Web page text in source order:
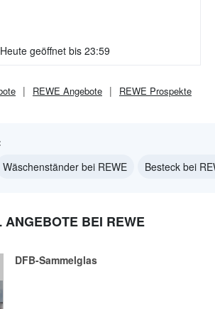
Heute geöffnet bis 23:59
REWE Angebote REWE Prospekte
Wäschenständer bei REWE Besteck bei
BEI REWE
DFB-Sammelglas